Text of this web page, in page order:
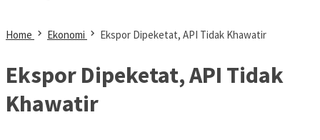
Home Ekonomi Ekspor Dipeketat, API Tidak Khawatir
Ekspor Dipeketat, API Tidak
Khawatir